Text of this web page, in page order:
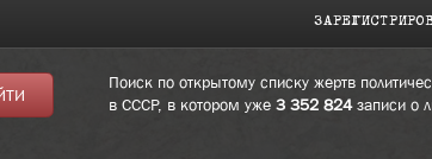
Поиск по открытому списку жертв
в СССР, в котором уже 3 352 824записи о